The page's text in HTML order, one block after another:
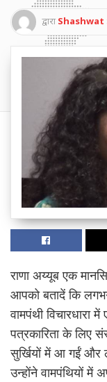
द्वारा Shashwat
राणा अय्यूब एक
आपको बतादें कि
वामपंथी
पत्रकारिता के लिए
सुर्खियों में आ गईं और
उन्होंने वामपंथियों में